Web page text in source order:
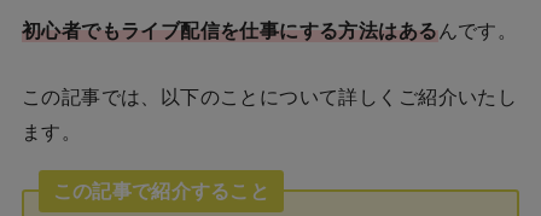
初心者でもライブ配信を仕事にする方法はある んです。
この記事では、以下のことについて詳しくご紹介いたし
ます。
この記事で紹介すること